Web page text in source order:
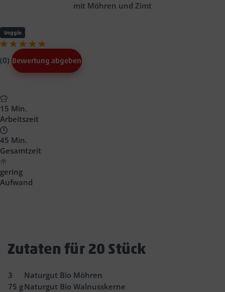
mit Möhren und Zimt
Veggie
(0) Bewertung abgeben
15 Min.
Arbeitszeit
45 Min.
Gesamtzeit
gering
Aufwand
Zutaten für 20 Stück
3
Naturgut Bio Möhren
75 gNaturgut Bio Walnusskerne